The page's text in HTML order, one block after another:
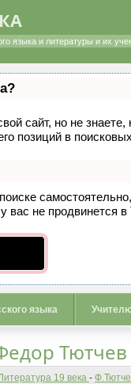
языка и литературы и их
сайт, но не
позиций в
вас не продвинется
языка
Тютчев
19 века -